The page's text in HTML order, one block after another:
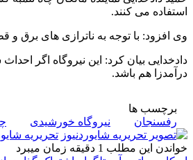
استفاده می کنند.
وی افزود: با توجه به ناترازی های برق
دادخدایی بیان کرد: این نیروگاه اگر
درآمدزا هم باشد.
برچسب ها
رفسنجان
نیروگاه خورشیدی
تحریریه
خواندن این مطلب 1 دقیقه زمان میبرد